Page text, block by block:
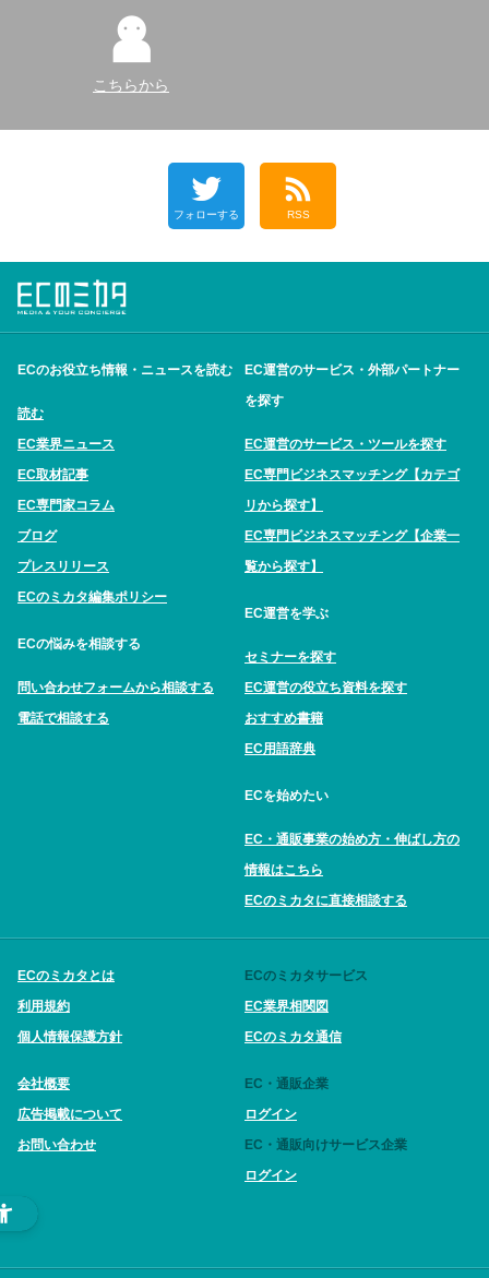
こちらから
フォローする RSS
ECのお役立ち情報・ニュースを読む
読む
EC業界ニュース
EC取材記事
EC専門家コラム
ブログ
プレスリリース
ECのミカタ編集ポリシー
ECの悩みを相談する
問い合わせフォームから相談する
電話で相談する
EC運営のサービス・外部パートナー
を探す
EC運営のサービス・ツールを探す
EC専門ビジネスマッチング【カテゴ
リから探す】
EC専門ビジネスマッチング【企業一
覧から探す】
EC運営を学ぶ
セミナーを探す
EC運営の役立ち資料を探す
おすすめ書籍
EC用語辞典
ECを始めたい
EC・通販事業の始め方・伸ばし方の
情報はこちら
ECのミカタに直接相談する
ECのミカタとは
利用規約
個人情報保護方針
会社概要
広告掲載について
お問い合わせ
ECのミカタサービス
EC業界相関図
ECのミカタ通信
EC・通販企業
ログイン
EC・通販向けサービス企業
ログイン